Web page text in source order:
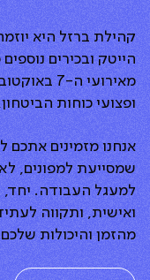
קהילת ברזל היא
הייטק ובכירים
מאירועי
ופצועי כוחות
אנחנו מזמינים
שמסייעת למפונים,
למעגל העבודה. יחד,
ואישית, ותקווה
מהזמן והיכולות